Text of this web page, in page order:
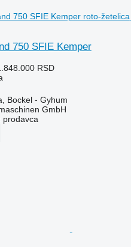
750 SFIE Kemper
RSD
Bockel - Gyhum
GmbH
prodavca